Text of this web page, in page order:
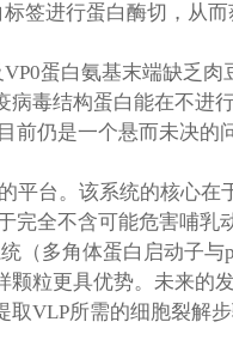
签进行蛋白酶切，从
蛋白氨基末端缺乏
毒结构蛋白能在不进
仍是一个悬而未决的
台。该系统的核心在
全不含可能危害哺乳
（多角体蛋白启动子
粒更具优势。未来的
VLP所需的细胞裂解